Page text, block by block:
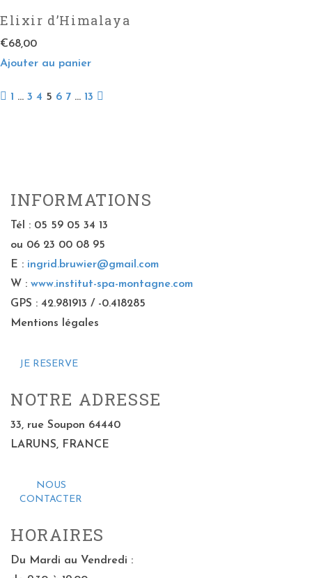
Elixir d’Himalaya
€68,00
Ajouter au panier
1 … 3 4 5 6 7 … 13
INFORMATIONS
Tél : 05 59 05 34 13
ou 06 23 00 08 95
E : ingrid.bruwier@gmail.com
W : www.institut-spa-montagne.com
GPS : 42.981913 / -0.418285
Mentions légales
JE RESERVE
NOTRE ADRESSE
33, rue Soupon 64440
LARUNS, FRANCE
NOUS
CONTACTER
HORAIRES
Du Mardi au Vendredi :